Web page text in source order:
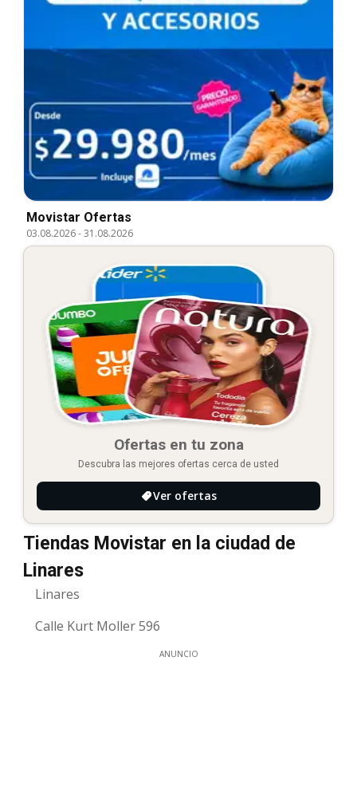
Movistar Ofertas
03.08.2026-31.08.2026
Ofertas en tu zona
Descubra las mejores ofertas cerca de usted
Ver ofertas
Tiendas Movistar en la ciudad de
Linares
Linares
Calle Kurt Moller 596
ANUNCIO